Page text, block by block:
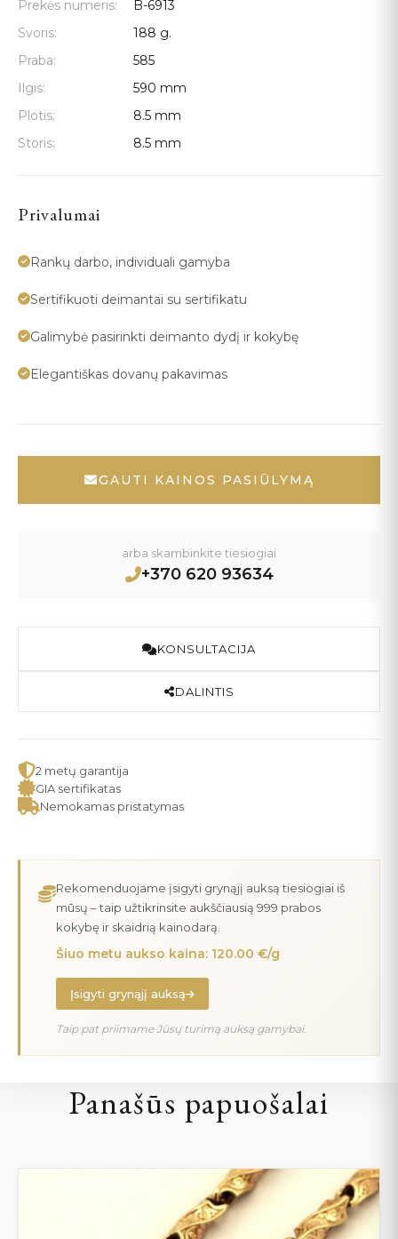
Prekės numeris:
B-6913
Svoris:
188 g.
Praba:
585
Ilgis:
590 mm
Plotis:
8.5 mm
Storis:
8.5 mm
Privalumai
Rankų darbo, individuali gamyba
Sertifikuoti deimantai su sertifikatu
Galimybė pasirinkti deimanto dydį ir kokybę
Elegantiškas dovanų pakavimas
GAUTI KAINOS PASIŪLYMĄ
arba skambinkite tiesiogiai
+370 620 93634
KONSULTACIJA
DALINTIS
2 metų garantija
GIA sertifikatas
Nemokamas pristatymas
Rekomenduojame įsigyti grynąjį auksą tiesiogiai iš
mūsų – taip užtikrinsite aukščiausią 999 prabos
kokybę ir skaidrią kainodarą.
Šiuo metu aukso kaina: 120.00 €/g
Įsigyti grynąjį auksą
Taip pat priimame Jūsų turimą auksą gamybai.
Panašūs papuošalai